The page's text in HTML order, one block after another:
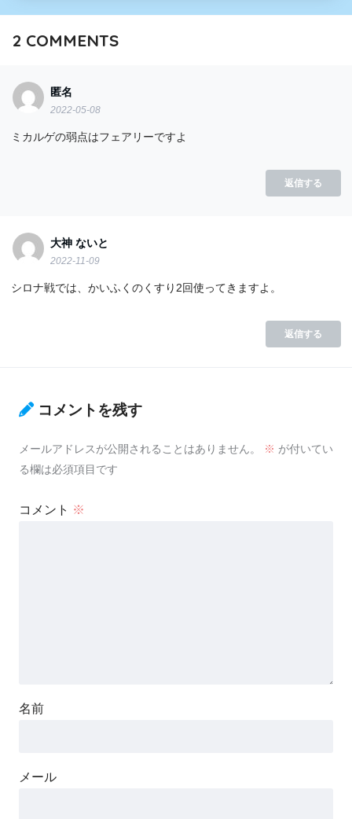
2 COMMENTS
匿名
2022-05-08
ミカルゲの弱点はフェアリーですよ
返信する
大神 ないと
2022-11-09
シロナ戦では、かいふくのくすり2回使ってきますよ。
返信する
コメントを残す
メールアドレスが公開されることはありません。 ※ が付いてい
る欄は必須項目です
コメント ※
名前
メール